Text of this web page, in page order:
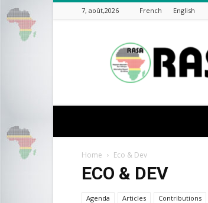
7, août,2026 French English
africa
Home Eco & Dev
ECO & DEV
Agenda Articles Contributions